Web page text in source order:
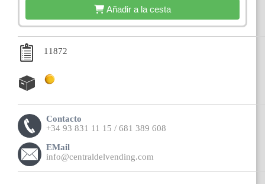
Añadir a la cesta
11872
Contacto
+34 93 831 11 15 / 681 389 608
EMail
info@centraldelvending.com